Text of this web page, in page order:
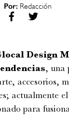
Por: Redacción
Design
, una
accesorios,
actualmente
para